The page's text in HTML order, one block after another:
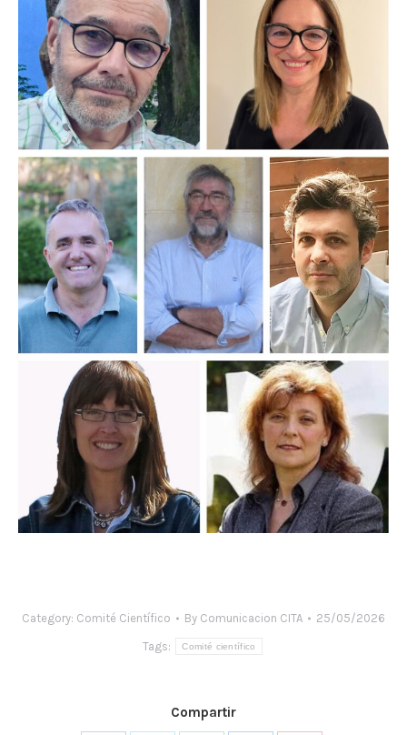
Category: Comité Científico By Comunicacion CITA 25/05/2026
Tags: Comité científico
Compartir